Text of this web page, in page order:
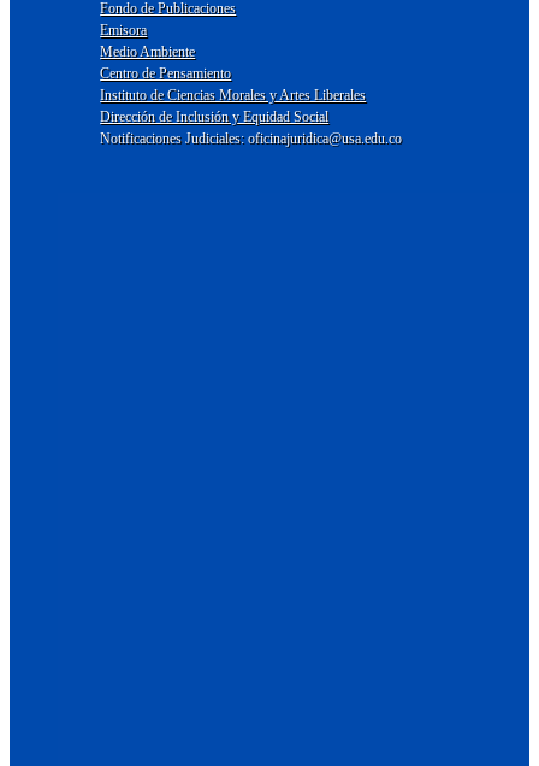
Fondo de Publicaciones
Emisora
Medio Ambiente
Centro de Pensamiento
Instituto de Ciencias Morales y Artes Liberales
Dirección de Inclusión y Equidad Social
Notificaciones Judiciales: oficinajuridica@usa.edu.co